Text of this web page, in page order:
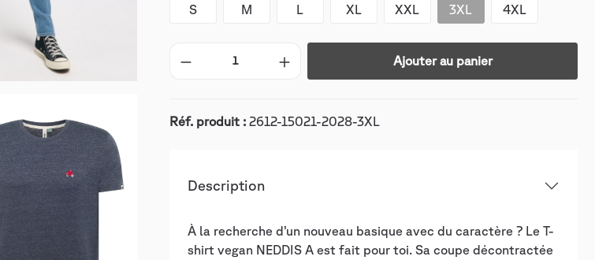
S M L XL XXL 3XL 4XL
Ajouter au panier
Réf. produit : 2612-15021-2028-3XL
Description
À la recherche d’un nouveau basique avec du caractère ? Le T-
shirt vegan NEDDIS A est fait pour toi. Sa coupe décontractée